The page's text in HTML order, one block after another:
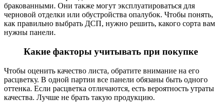
бракованными. Они также могут эксплуатироваться для
черновой отделки или обустройства опалубок. Чтобы понять,
как правильно выбрать ДСП, нужно решить, какого сорта вам
нужны панели.
Какие факторы учитывать при покупке
Чтобы оценить качество листа, обратите внимание на его
расцветку. В одной партии все панели обязаны быть одного
оттенка. Если расцветка отличаются, есть вероятность утраты
качества. Лучше не брать такую продукцию.